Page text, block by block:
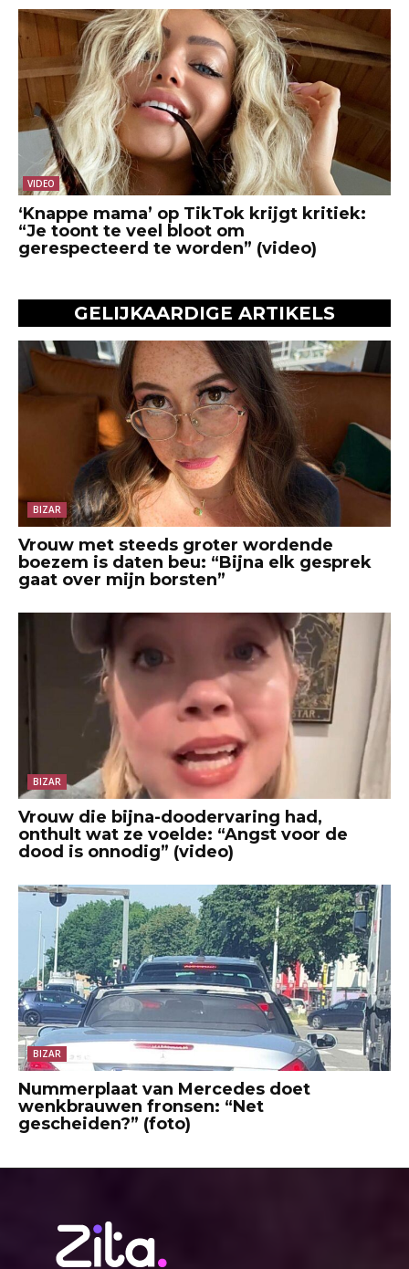
VIDEO
‘Knappe mama’ op TikTok krijgt kritiek:
“Je toont te veel bloot om
gerespecteerd te worden” (video)
GELIJKAARDIGE ARTIKELS
BIZAR
Vrouw met steeds groter wordende
boezem is daten beu: “Bijna elk gesprek
gaat over mijn borsten”
BIZAR
Vrouw die bijna-doodervaring had,
onthult wat ze voelde: “Angst voor de
dood is onnodig” (video)
BIZAR
Nummerplaat van Mercedes doet
wenkbrauwen fronsen: “Net
gescheiden?” (foto)